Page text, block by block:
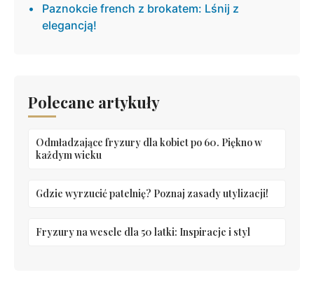
Paznokcie french z brokatem: Lśnij z
elegancją!
Polecane artykuły
Odmładzające fryzury dla kobiet po 60. Piękno w
każdym wieku
Gdzie wyrzucić patelnię? Poznaj zasady utylizacji!
Fryzury na wesele dla 50 latki: Inspiracje i styl